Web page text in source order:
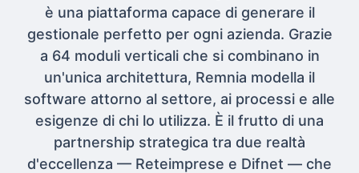
è una piattaforma capace di generare il
gestionale perfetto per ogni azienda. Grazie
a 64 moduli verticali che si combinano in
un'unica architettura, Remnia modella il
software attorno al settore, ai processi e alle
esigenze di chi lo utilizza. È il frutto di una
partnership strategica tra due realtà
d'eccellenza — Reteimprese e Difnet — che